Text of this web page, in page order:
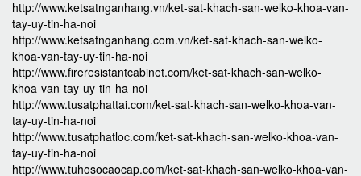
http://www.ketsatnganhang.vn/ket-sat-khach-san-welko-khoa-van-
tay-uy-tin-ha-noi
http://www.ketsatnganhang.com.vn/ket-sat-khach-san-welko-
khoa-van-tay-uy-tin-ha-noi
http://www.fireresistantcabinet.com/ket-sat-khach-san-welko-
khoa-van-tay-uy-tin-ha-noi
http://www.tusatphattai.com/ket-sat-khach-san-welko-khoa-van-
tay-uy-tin-ha-noi
http://www.tusatphatloc.com/ket-sat-khach-san-welko-khoa-van-
tay-uy-tin-ha-noi
http://www.tuhosocaocap.com/ket-sat-khach-san-welko-khoa-van-